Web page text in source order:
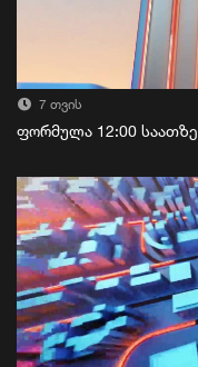
7 თვის
ფორმულა 12:00 საათზე